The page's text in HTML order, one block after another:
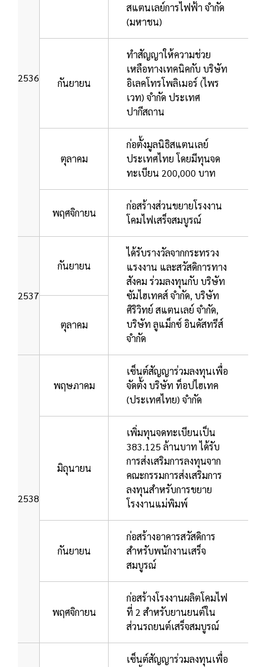
2536
สแตนเลย์การไฟฟ้า จำกัด
(มหาชน)
กันยายน
ทำสัญญาให้ความช่วย
เหลือทางเทคนิคกับ บริษัท
อิเลคโทรโพลิเมอร์ (ไพร
เวท) จำกัด ประเทศ
ปากีสถาน
ตุลาคม
ก่อตั้งมูลนิธิสแตนเลย์
ประเทศไทย โดยมีทุนจด
ทะเบียน 200,000 บาท
พฤศจิกายน
ก่อสร้างส่วนขยายโรงงาน
โคมไฟเสร็จสมบูรณ์
2537
กันยายน
ได้รับรางวัลจากกระทรวง
แรงงาน และสวัสดิการทาง
สังคม ร่วมลงทุนกับ บริษัท
ซัมไฮเทคส์ จำกัด, บริษัท
ศิริวิทย์ สแตนเลย์ จำกัด,
บริษัท ลูแม็กซ์ อินดัสทรีส์
จำกัด
ตุลาคม
2538
พฤษภาคม
เซ็นต์สัญญาร่วมลงทุนเพื่อ
จัดตั้ง บริษัท ท็อปไฮเทค
(ประเทศไทย) จำกัด
มิถุนายน
เพิ่มทุนจดทะเบียนเป็น
383.125 ล้านบาท ได้รับ
การส่งเสริมการลงทุนจาก
คณะกรรมการส่งเสริมการ
ลงทุนสำหรับการขยาย
โรงงานแม่พิมพ์
กันยายน
ก่อสร้างอาคารสวัสดิการ
สำหรับพนักงานเสร็จ
สมบูรณ์
พฤศจิกายน
ก่อสร้างโรงงานผลิตโคมไฟ
ที่ 2 สำหรับยานยนต์ใน
ส่วนรถยนต์เสร็จสมบูรณ์
เซ็นต์สัญญาร่วมลงทุนเพื่อ